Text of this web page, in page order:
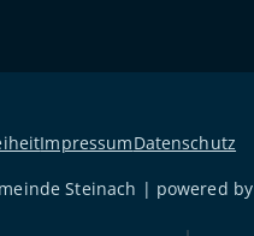
ImpressumDatenschutz
Steinach | powered by